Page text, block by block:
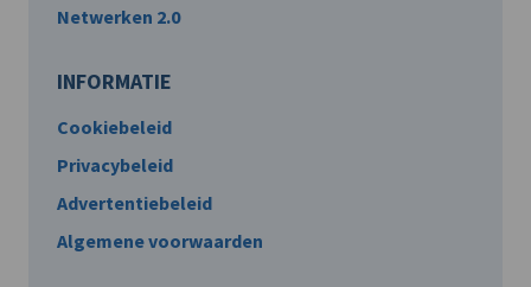
Netwerken 2.0
INFORMATIE
Cookiebeleid
Privacybeleid
Advertentiebeleid
Algemene voorwaarden